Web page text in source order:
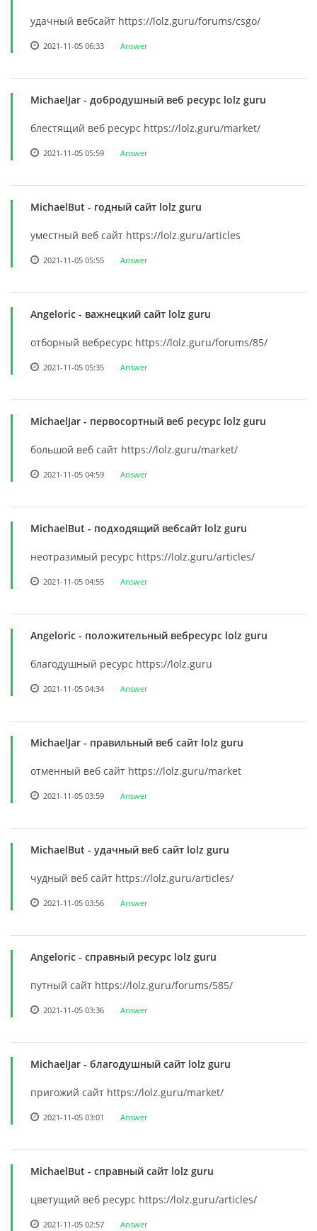
удачный вебсайт https://lolz.guru/forums/csgo/
2021-11-05 06:33 Answer
MichaelJar - добродушный веб ресурс lolz guru
блестящий веб ресурс https://lolz.guru/market/
2021-11-05 05:59 Answer
MichaelBut - годный сайт lolz guru
уместный веб сайт https://lolz.guru/articles
2021-11-05 05:55 Answer
Angeloric - важнецкий сайт lolz guru
отборный вебресурс https://lolz.guru/forums/85/
2021-11-05 05:35 Answer
MichaelJar - первосортный веб ресурс lolz guru
большой веб сайт https://lolz.guru/market/
2021-11-05 04:59 Answer
MichaelBut - подходящий вебсайт lolz guru
неотразимый ресурс https://lolz.guru/articles/
2021-11-05 04:55 Answer
Angeloric - положительный вебресурс lolz guru
благодушный ресурс https://lolz.guru
2021-11-05 04:34 Answer
MichaelJar - правильный веб сайт lolz guru
отменный веб сайт https://lolz.guru/market
2021-11-05 03:59 Answer
MichaelBut - удачный веб сайт lolz guru
чудный веб сайт https://lolz.guru/articles/
2021-11-05 03:56 Answer
Angeloric - справный ресурс lolz guru
путный сайт https://lolz.guru/forums/585/
2021-11-05 03:36 Answer
MichaelJar - благодушный сайт lolz guru
пригожий сайт https://lolz.guru/market/
2021-11-05 03:01 Answer
MichaelBut - справный сайт lolz guru
цветущий веб ресурс https://lolz.guru/articles/
2021-11-05 02:57 Answer